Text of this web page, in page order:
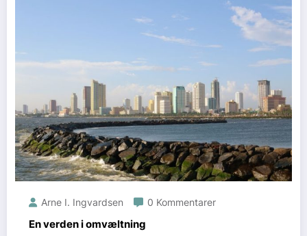
Arne I. Ingvardsen 0 Kommentarer
En verden i omvæltning